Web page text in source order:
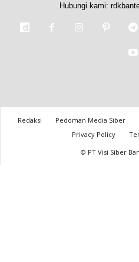
Hubungi kami:
Redaksi Pedoman Media Siber
Privacy Policy
© PT Visi Siber